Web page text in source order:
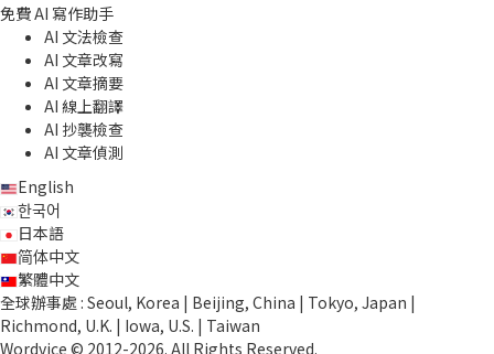
免費 AI 寫作助手
AI 文法檢查
AI 文章改寫
AI 文章摘要
AI 線上翻譯
AI 抄襲檢查
AI 文章偵測
English
한국어
日本語
简体中文
繁體中文
全球辦事處 : Seoul, Korea | Beijing, China | Tokyo, Japan |
Richmond, U.K. | Iowa, U.S. | Taiwan
Wordvice © 2012-2026. All Rights Reserved.